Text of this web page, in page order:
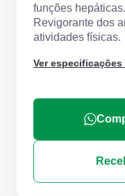
funções hepáticas.
Revigorante dos
atividades físicas.
Ver